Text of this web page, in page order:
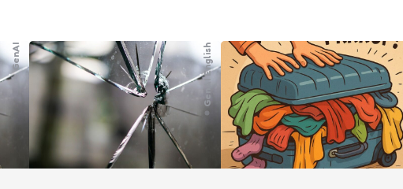
GenAI GenAI English